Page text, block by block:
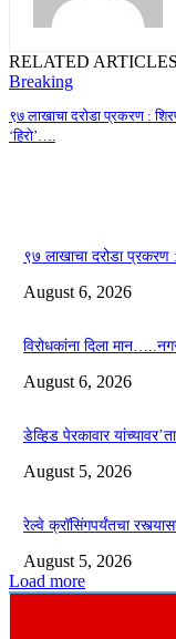
RELATED ARTICLES
Breaking
९७ लाखाचा दरोडा प्रकरण :
‘हिरो’….
९७ लाखाचा दरोडा
August 6, 2026
विरोधकांना दिला
August 6, 2026
डेव्हिड पेरकावार
August 5, 2026
रेल्वे क्रॉसिंगपर्यंतचा
August 5, 2026
Load more